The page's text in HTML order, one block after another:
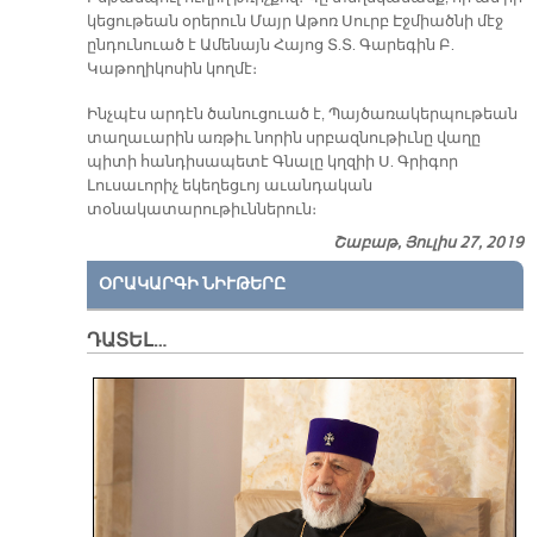
կեցութեան օրերուն Մայր Աթոռ Սուրբ Էջմիածնի մէջ
ընդունուած է Ամենայն Հայոց Տ.Տ. Գարեգին Բ.
Կաթողիկոսին կողմէ։
Ինչպէս արդէն ծանուցուած է, Պայծառակերպութեան
տաղաւարին առթիւ նորին սրբազնութիւնը վաղը
պիտի հանդիսապետէ Գնալը կղզիի Ս. Գրիգոր
Լուսաւորիչ եկեղեցւոյ աւանդական
տօնակատարութիւններուն։
Շաբաթ, Յուլիս 27, 2019
ՕՐԱԿԱՐԳԻ ՆԻՒԹԵՐԸ
ԴԱՏԵԼ…